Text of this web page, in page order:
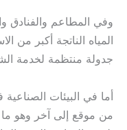
وفي المطاعم والفنادق
المياه الناتجة أكبر من
جدولة منتظمة لخدمة
أما في البيئات
من موقع إلى آخر وهو